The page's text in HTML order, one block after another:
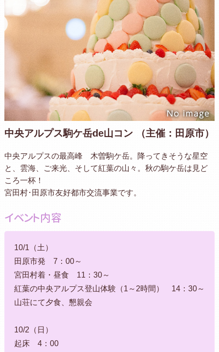
中央アルプス駒ケ岳de山コン （主催：田原市）
中央アルプスの最高峰 木曽駒ケ岳。降ってきそうな星空
と、雲海、ご来光、そして紅葉の山々。秋の駒ケ岳は見ど
ころ一杯！
宮田村･田原市友好都市交流事業です。
イベント内容
10/1（土）
田原市発 7：00～
宮田村着・昼食 11：30～
紅葉の中央アルプス登山体験（1～2時間） 14：30～
山荘にて夕食、懇親会
10/2（日）
起床 4：00